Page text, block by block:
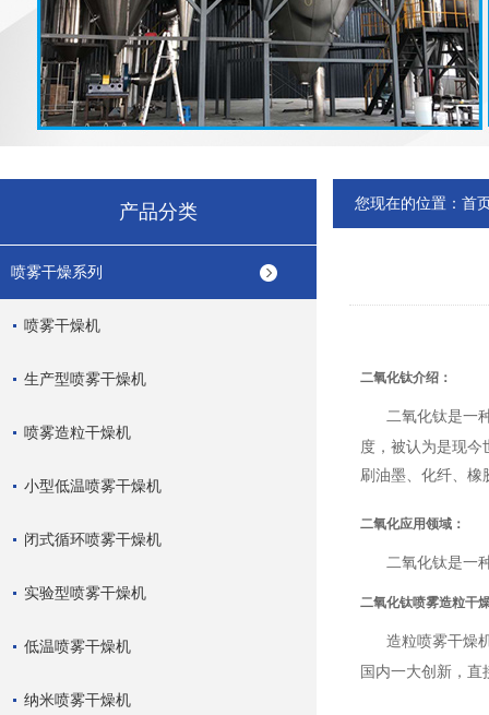
产品分类
喷雾干燥系列
喷雾干燥机
生产型喷雾干燥机
喷雾造粒干燥机
小型低温喷雾干燥机
闭式循环喷雾干燥机
实验型喷雾干燥机
低温喷雾干燥机
纳米喷雾干燥机
您现在的位置： 首
二氧化钛介绍：
二氧化钛是一
度，被认为是现今
刷油墨、化纤、橡
二氧化应用领域 ：
二氧化钛是一
二氧化钛喷雾造粒干
造粒喷雾干燥
国内一大创新，